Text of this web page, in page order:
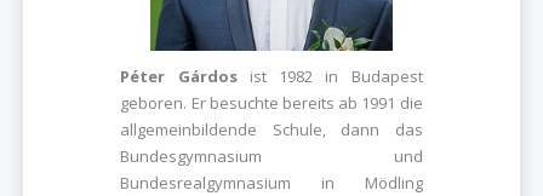
Péter Gárdosist 1982 in Budapest
geboren. Er besuchte bereits ab 1991 die
allgemeinbildende Schule, dann das
Bundesgymnasium und
Bundesrealgymnasium in Mödling